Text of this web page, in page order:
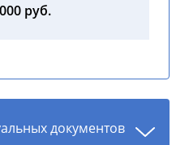
руб.
документов